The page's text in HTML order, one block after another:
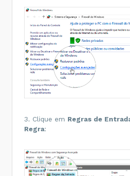
3. Clique em Regras de
Regra: